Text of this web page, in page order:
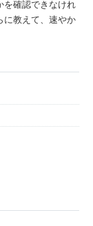
を確認できなけれ
に教えて、速やか